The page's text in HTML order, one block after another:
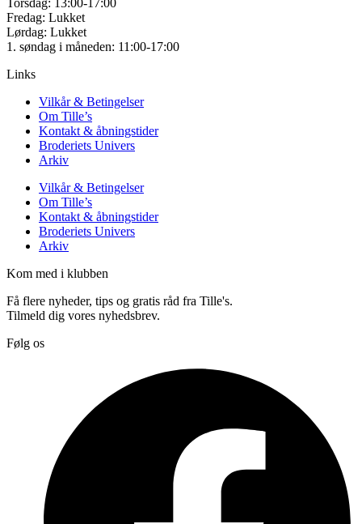
Torsdag: 13:00-17:00
Fredag: Lukket
Lørdag: Lukket
1. søndag i måneden: 11:00-17:00
Links
Vilkår & Betingelser
Om Tille’s
Kontakt & åbningstider
Broderiets Univers
Arkiv
Vilkår & Betingelser
Om Tille’s
Kontakt & åbningstider
Broderiets Univers
Arkiv
Kom med i klubben
Få flere nyheder, tips og gratis råd fra Tille's.
Tilmeld dig vores nyhedsbrev.
Følg os